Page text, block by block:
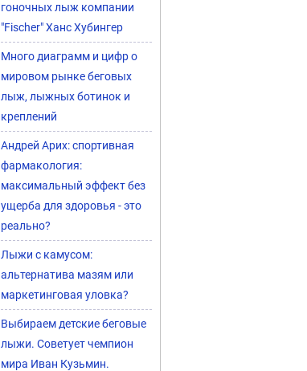
гоночных лыж компании
"Fischer" Ханс Хубингер
Много диаграмм и цифр о
мировом рынке беговых
лыж, лыжных ботинок и
креплений
Андрей Арих: спортивная
фармакология:
максимальный эффект без
ущерба для здоровья - это
реально?
Лыжи с камусом:
альтернатива мазям или
маркетинговая уловка?
Выбираем детские беговые
лыжи. Советует чемпион
мира Иван Кузьмин.